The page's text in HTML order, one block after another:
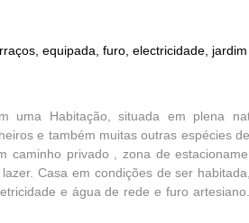
equipada, furo, electricidade, jardim
uma Habitação, situada em plena
e também muitas outras espécies
caminho privado , zona de
Casa em condições de ser
e água de rede e furo